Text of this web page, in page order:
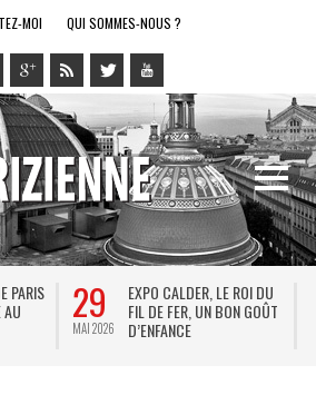
MOI QUI SOMMES-NOUS ?
RING DE KATHARSY, UN
EN FORME DE
14
MAI 2026
BREL ET LA
THÉÂTRE DE